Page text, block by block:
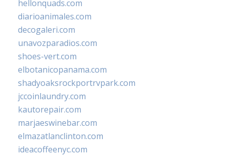
hellonquads.com
diarioanimales.com
decogaleri.com
unavozparadios.com
shoes-vert.com
elbotanicopanama.com
shadyoaksrockportrvpark.com
jccoinlaundry.com
kautorepair.com
marjaeswinebar.com
elmazatlanclinton.com
ideacoffeenyc.com